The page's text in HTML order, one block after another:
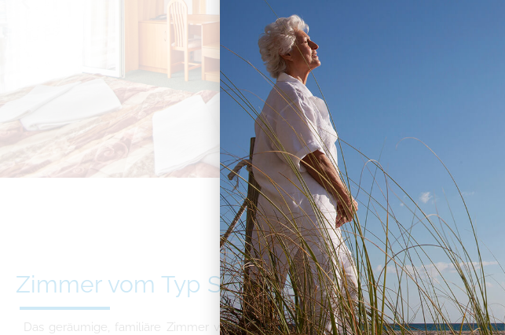
Zimmer vom Typ Studio
Das geräumige, familiäre Zimmer vom Typ Studio besteht aus 2 Wohnräumen, einem